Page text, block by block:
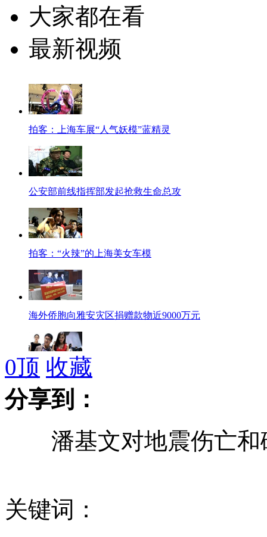
大家都在看
最新视频
拍客：上海车展“人气妖模”蓝精灵
公安部前线指挥部发起抢救生命总攻
拍客：“火辣”的上海美女车模
海外侨胞向雅安灾区捐赠款物近9000万元
拍客：屌丝男“袭扰”上海美女车模
民政部再次向地震灾区增调3万顶帐篷
公安部:灾后72小时搜救被困人员165人 生还150人
0顶 收藏
分享到：
潘基文对地震伤亡和
关键词：